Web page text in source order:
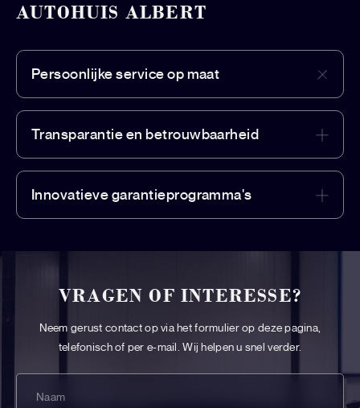
AUTOHUIS ALBERT
Persoonlijke service op maat
Transparantie en betrouwbaarheid
Innovatieve garantieprogramma's
VRAGEN OF INTERESSE?
Neem gerust contact op via het formulier op deze pagina,
telefonisch of per e-mail. Wij helpen u snel verder.